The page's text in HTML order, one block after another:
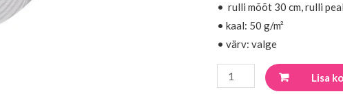
• rulli mõõt 30 cm, rulli
• kaal: 50 g/m²
• värv: valge
Lisa